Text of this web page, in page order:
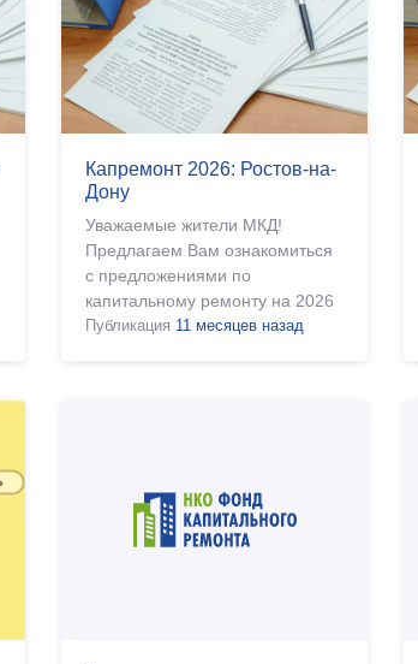
Капремонт 2026: Ростов-на-
Дону
Уважаемые жители МКД!
Предлагаем Вам ознакомиться
с предложениями по
капитальному ремонту на 2026
год, разработанными в
Публикация 11 месяцев назад